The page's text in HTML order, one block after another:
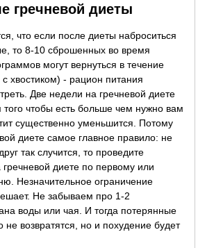
гречневой диеты
что если после диеты наброситься
то 8-10 сброшенных во время
могут вернуться в течение
хвостиком) - рацион питания
Две недели на гречневой диете
того чтобы есть больше чем нужно вам
существенно уменьшится. Потому
диете самое главное правило: не
так случится, то проведите
гречневой диете по первому или
Незначительное ограничение
Не забываем про 1-2
воды или чая. И тогда потерянные
не возвратятся, но и похудение будет